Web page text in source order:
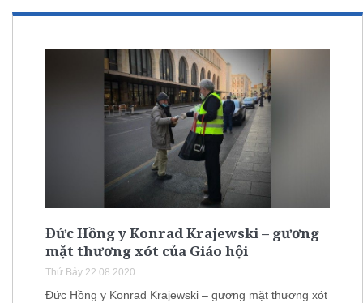
Đức Hồng y Konrad Krajewski – gương
mặt thương xót của Giáo hội
Thứ Bảy 22.08.2020
Đức Hồng y Konrad Krajewski – gương mặt thương xót